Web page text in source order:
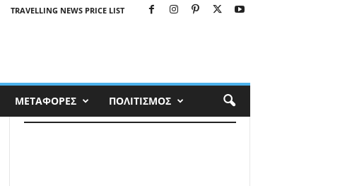
TRAVELLING NEWS PRICE LIST
ΜΕΤΑΦΟΡΕΣ ΠΟΛΙΤΙΣΜΟΣ